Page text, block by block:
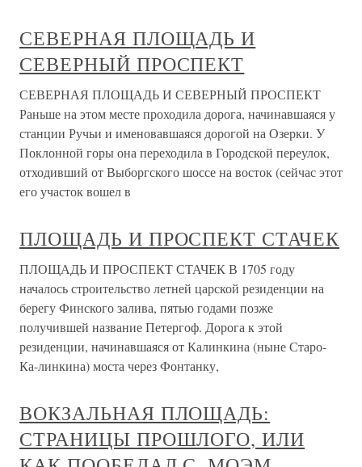
СЕВЕРНАЯ ПЛОЩАДЬ И
СЕВЕРНЫЙ ПРОСПЕКТ
СЕВЕРНАЯ ПЛОЩАДЬ И СЕВЕРНЫЙ ПРОСПЕКТ
Раньше на этом месте проходила дорога, начинавшаяся у
станции Ручьи и именовавшаяся дорогой на Озерки. У
Поклонной горы она переходила в Городской переулок,
отходивший от Выборгского шоссе на восток (сейчас этот
его участок вошел в
ПЛОЩАДЬ И ПРОСПЕКТ СТАЧЕК
ПЛОЩАДЬ И ПРОСПЕКТ СТАЧЕК В 1705 году
началось строительство летней царской резиденции на
берегу Финского залива, пятью годами позже
получившей название Петергоф. Дорога к этой
резиденции, начинавшаяся от Калинкина (ныне Старо-
Ка-линкина) моста через Фонтанку,
ВОКЗАЛЬНАЯ ПЛОЩАДЬ:
СТРАНИЦЫ ПРОШЛОГО, ИЛИ